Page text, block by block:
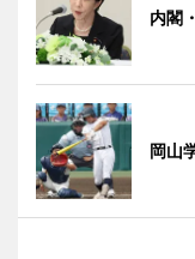
内閣
岡山